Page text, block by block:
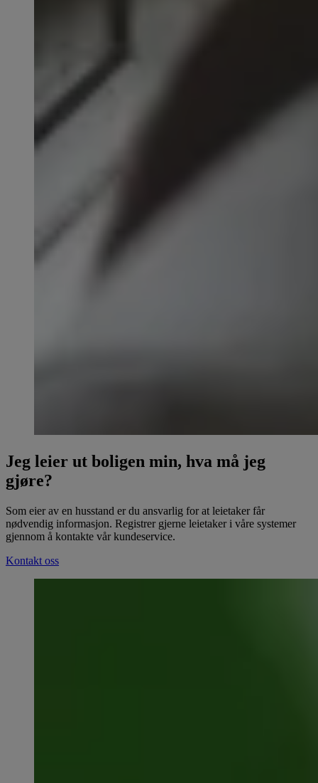
Jeg leier ut boligen min, hva må jeg
gjøre?
Som eier av en husstand er du ansvarlig for at leietaker får
nødvendig informasjon. Registrer gjerne leietaker i våre systemer
gjennom å kontakte vår kundeservice.
Kontakt oss